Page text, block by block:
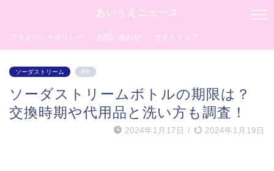
あいうえニュース
プライバシーポリシー お問い合わせ サイトマップ
ソーダストリーム PR
ソーダストリームボトルの期限は？
交換時期や代用品と洗い方も調査！
2024年1月17日 / 2024年1月19日